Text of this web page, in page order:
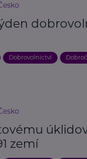
Dobrovolnictví
zemí